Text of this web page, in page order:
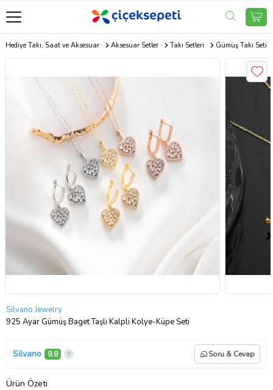
Hediye Takı, Saat ve Aksesuar Aksesuar Setler Takı Setleri Gümüş Takı Seti
Silvano Jewelry
925 Ayar Gümüş Baget Taşlı Kalpli Kolye-Küpe Seti
Silvano 9,8 Soru & Cevap
Ürün Özeti